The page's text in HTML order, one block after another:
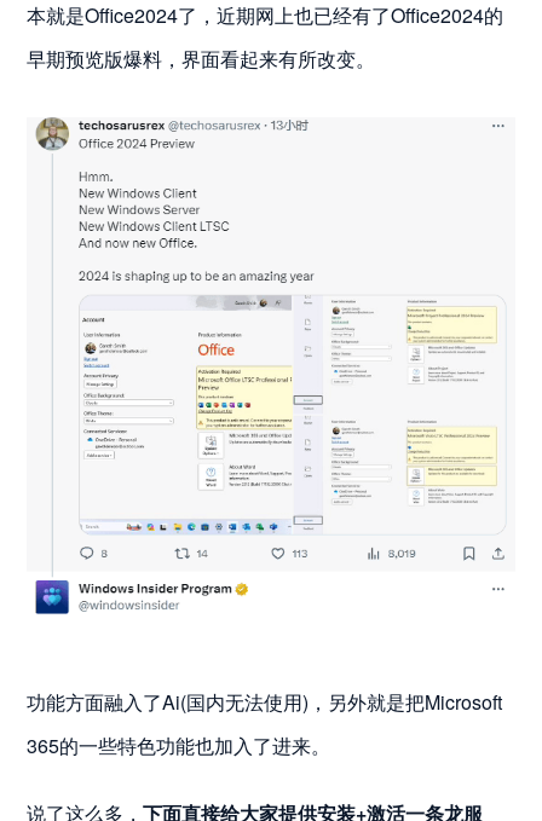
本就是Office2024了，近期网上也已经有了Office2024的
早期预览版爆料，界面看起来有所改变。
功能方面融入了Ai(国内无法使用)，另外就是把Microsoft
365的一些特色功能也加入了进来。
说了这么多，下面直接给大家提供安装+激活一条龙服